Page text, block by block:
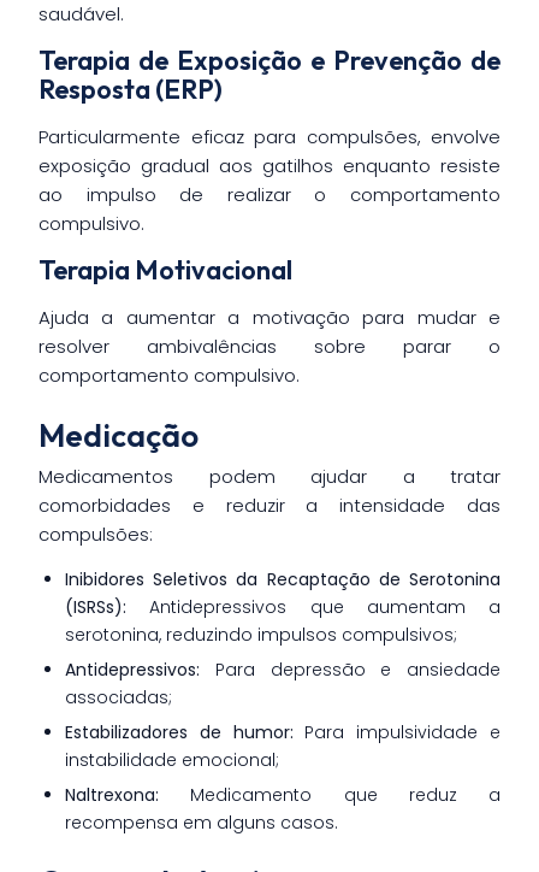
saudável.
Terapia de Exposição e Prevenção de
Resposta (ERP)
Particularmente eficaz para compulsões, envolve
exposição gradual aos gatilhos enquanto resiste
ao impulso de realizar o comportamento
compulsivo.
Terapia Motivacional
Ajuda a aumentar a motivação para mudar e
resolver ambivalências sobre parar o
comportamento compulsivo.
Medicação
Medicamentos podem ajudar a tratar
comorbidades e reduzir a intensidade das
compulsões:
Inibidores Seletivos da Recaptação de Serotonina
(ISRSs): Antidepressivos que aumentam a
serotonina, reduzindo impulsos compulsivos;
Antidepressivos: Para depressão e ansiedade
associadas;
Estabilizadores de humor: Para impulsividade e
instabilidade emocional;
Naltrexona: Medicamento que reduz a
recompensa em alguns casos.